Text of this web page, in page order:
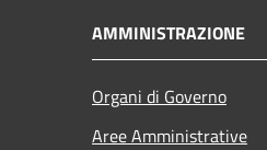
AMMINISTRAZIONE
Organi di Governo
Aree Amministrative